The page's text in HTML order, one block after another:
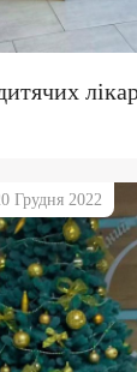
Грудня 2022